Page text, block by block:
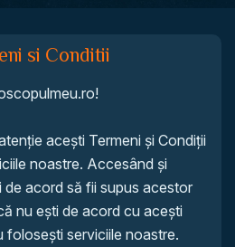
si Conditii
acești Termeni și Condiții
noastre. Accesând și
de acord să fii supus acestor
nu ești de acord cu acești
folosești serviciile noastre.